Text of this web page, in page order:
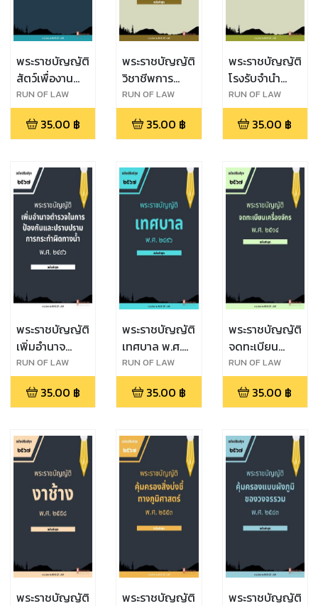
พระราชบัญญัติ
สัตว์เพื่องาน
ทาง
วิทยาศาสตร์
พ.ศ. ๒๕๕๘
RUN OF LAW
35.00 ฿
พระราชบัญญัติ
วิชาชีพการ
สัตวแพทย์ พ.ศ.
๒๕๔๕
RUN OF LAW
35.00 ฿
พระราชบัญญัติ
โรงรับจำนำ
พ.ศ. ๒๕๐๕
RUN OF LAW
35.00 ฿
พระราชบัญญัติ
เพิ่มอำนาจ
ตำรวจในการ
ป้องกันและ
ปราบปราม
ทางน้ำ พ.ศ.
๒๔๙๖
RUN OF LAW
35.00 ฿
พระราชบัญญัติ
เทศบาล พ.ศ.
๒๔๙๖
RUN OF LAW
35.00 ฿
พระราชบัญญัติ
จดทะเบียน
เครื่องจักร พ.ศ.
๒๕๑๔
RUN OF LAW
35.00 ฿
พระราชบัญญัติ
พระราชบัญญัติ
พระราชบัญญัติ